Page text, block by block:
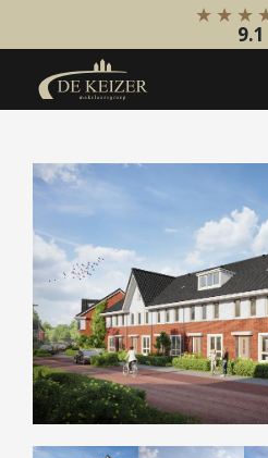
Koopaanbod
Internationaal
Nieuwbouw
Bedrijfsaanbod
Huuraanbod
Bestaande bouw
Internationaal
Nieuwbouw
9.1